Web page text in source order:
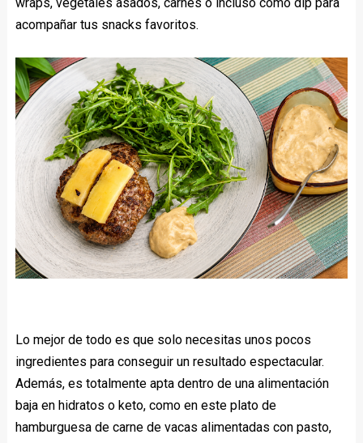
acompañar tus snacks favoritos.
Lo mejor de todo es que solo necesitas unos pocos
ingredientes para conseguir un resultado espectacular.
Además, es totalmente apta dentro de una alimentación
baja en hidratos o keto, como en este plato de
hamburguesa de carne de vacas alimentadas con pasto,